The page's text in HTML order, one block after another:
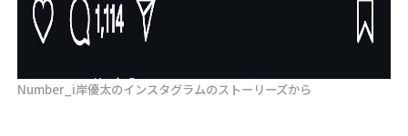
Number_i岸優太のインスタグラムのストーリーズから